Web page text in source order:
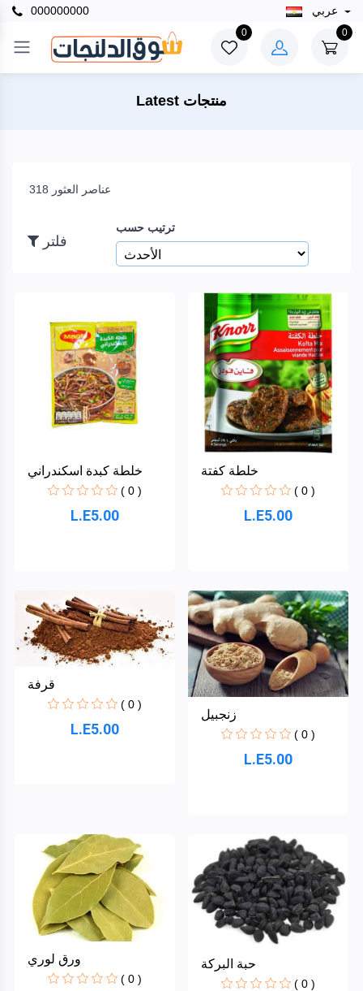
000000000
0 0
Latest منتجات
فلتر
Wall
Dynamova
Axxelus
Vivatiqo
الأقسام
بقالة
وفاكهة(
+
واكسسوارات
و عطور
318 عناصر العثور
فلتر
ترتيب حسب
خلطة كبدة اسكندراني
( 0 )
L.E5.00
خلطة كفتة
( 0 )
L.E5.00
قرفة
( 0 )
L.E5.00
زنجبيل
( 0 )
L.E5.00
ورق لوري
( 0 )
حبة البركة
( 0 )